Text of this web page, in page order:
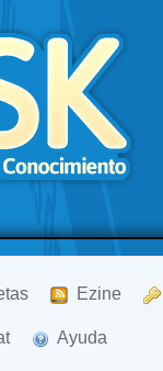
Ezine
Ayuda